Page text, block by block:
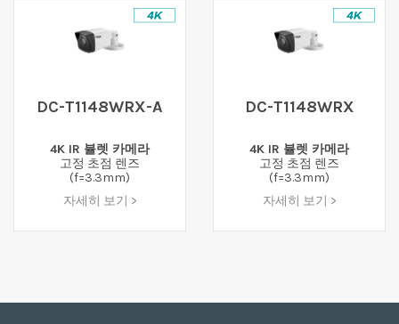
DC-T1148WRX-A
4K IR 뷸렛 카메라
고정 초점 렌즈
(f=3.3mm)
자세히 보기 >
DC-T1148WRX
4K IR 뷸렛 카메라
고정 초점 렌즈
(f=3.3mm)
자세히 보기 >